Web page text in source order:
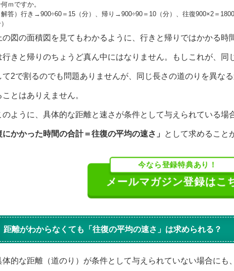
ｍですか。
答）行き→900÷60＝15（分）、帰り→900÷90＝10（分）、往復900×2＝
の図の面積図を見てもわかるように、行きと帰りではかかる時
行きと帰りのちょうど真ん中にはなりません。もしこれが、同
て2で割るのでも問題ありませんが、同じ長さの道のりを異な
ことはありえません。
のように、具体的な距離と速さが条件として与えられている場
にかかった時間の合計＝往復の平均の速さ」 として求めること
今なら登録特典あり！
メールマガジン登録はこ
距離がわからなくても「往復の平均の速さ」は求められる？
体的な距離（道のり）が条件として与えられていない場合にも